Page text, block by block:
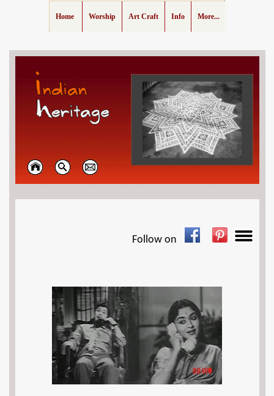
Home Worship Art Craft Info More...
Follow on